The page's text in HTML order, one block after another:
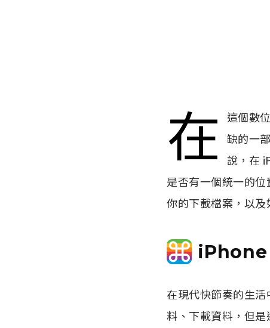
在
這個數
缺的一
說，在
是否有一個統一的
你的下載檔案，以
iPhone
在現代快節奏的生
料、下載資料，但